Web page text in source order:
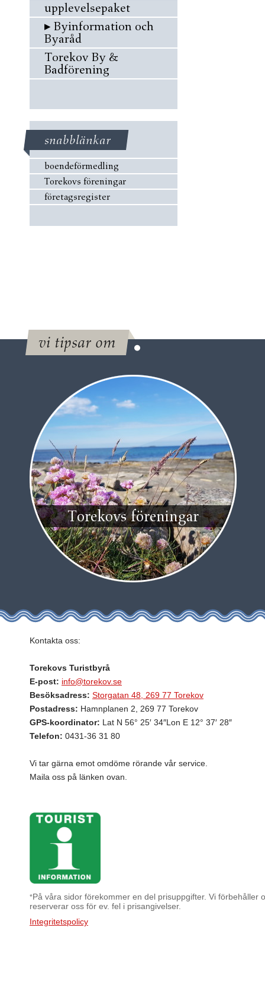
upplevelsepaket
▸ Byinformation och
Byaråd
Torekov By &
Badförening
snabblänkar
boendeförmedling
Torekovs föreningar
företagsregister
vi tipsar om
Torekovs föreningar
Kontakta oss:
Torekovs Turistbyrå
E-post: info@torekov.se
Besöksadress: Storgatan 48, 269 77 Torekov
Postadress: Hamnplanen 2, 269 77 Torekov
GPS-koordinator: Lat N 56° 25′ 34″Lon E 12° 37′ 28″
Telefon: 0431-36 31 80
Vi tar gärna emot omdöme rörande vår service.
Maila oss på länken ovan.
*På våra sidor förekommer en del prisuppgifter. Vi förbehåller
reserverar oss för ev. fel i prisangivelser.
Integritetspolicy